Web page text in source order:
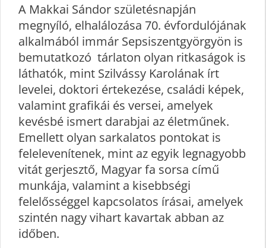
A Makkai Sándor születésnapján
megnyíló, elhalálozása 70. évfordulójának
alkalmából immár Sepsiszentgyörgyön is
bemutatkozó tárlaton olyan ritkaságok is
láthatók, mint Szilvássy Karolának írt
levelei, doktori értekezése, családi képek,
valamint grafikái és versei, amelyek
kevésbé ismert darabjai az életműnek.
Emellett olyan sarkalatos pontokat is
felelevenítenek, mint az egyik legnagyobb
vitát gerjesztő, Magyar fa sorsa című
munkája, valamint a kisebbségi
felelősséggel kapcsolatos írásai, amelyek
szintén nagy vihart kavartak abban az
időben.